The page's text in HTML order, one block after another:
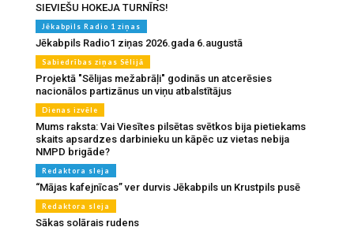
SIEVIEŠU HOKEJA TURNĪRS!
Jēkabpils Radio 1 ziņas
Jēkabpils Radio1 ziņas 2026.gada 6.augustā
Sabiedrības ziņas Sēlijā
Projektā "Sēlijas mežabrāļi" godinās un atcerēsies
nacionālos partizānus un viņu atbalstītājus
Dienas izvēle
Mums raksta: Vai Viesītes pilsētas svētkos bija pietiekams
skaits apsardzes darbinieku un kāpēc uz vietas nebija
NMPD brigāde?
Redaktora sleja
“Mājas kafejnīcas” ver durvis Jēkabpils un Krustpils pusē
Redaktora sleja
Sākas solārais rudens